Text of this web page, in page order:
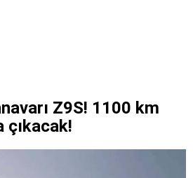
Z9S! 1100 km
çıkacak!